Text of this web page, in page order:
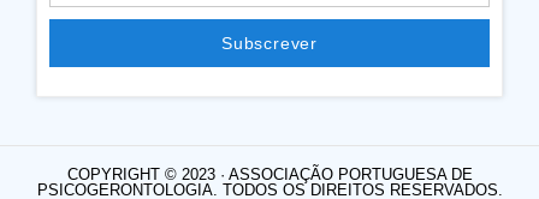
Subscrever
COPYRIGHT © 2023 · ASSOCIAÇÃO PORTUGUESA DE
PSICOGERONTOLOGIA. TODOS OS DIREITOS RESERVADOS.